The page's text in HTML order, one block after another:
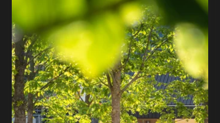
Voucher & Merchandise